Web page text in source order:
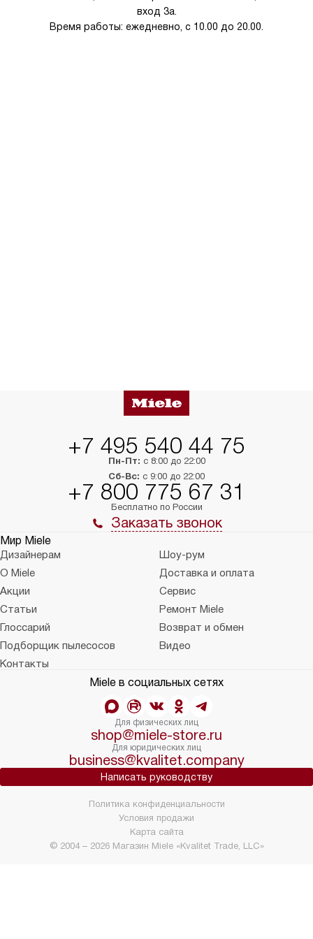
вход 3а.
Время работы: ежедневно, с 10.00 до 20.00.
+7 495 540 44 75
Пн-Пт: с 8:00 до 22:00
Сб-Вс: с 9:00 до 22:00
+7 800 775 67 31
Бесплатно по России
Заказать звонок
Мир Miele
Дизайнерам
Шоу-рум
О Miele
Доставка и оплата
Акции
Сервис
Статьи
Ремонт Miele
Глоссарий
Возврат и обмен
Подборщик пылесосов
Видео
Контакты
Miele в социальных сетях
Для физических лиц
shop@miele-store.ru
Для юридических лиц
business@kvalitet.company
Написать руководству
© 2004 – 2026 Магазин Miele «Kvalitet Trade, LLC»
Политика конфиденциальности
Условия продажи
Карта сайта